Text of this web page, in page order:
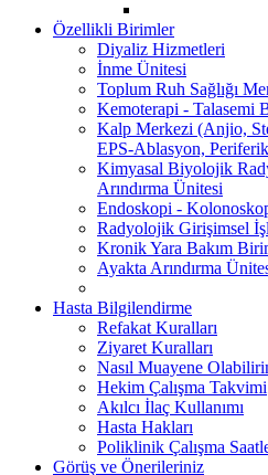
Özellikli Birimler
Diyaliz Hizmetleri
İnme Ünitesi
Toplum Ruh Sağlığı
Kemoterapi - Talasemi
Kalp Merkezi (Anjio,
EPS-Ablasyon,
Kimyasal Biyolojik
Arındırma Ünitesi
Endoskopi -
Radyolojik Girişimsel
Kronik Yara Bakım
Ayakta Arındırma
Hasta Bilgilendirme
Refakat Kuralları
Ziyaret Kuralları
Nasıl Muayene
Hekim Çalışma Takvimi
Akılcı İlaç Kullanımı
Hasta Hakları
Poliklinik Çalışma
Görüş ve Önerileriniz